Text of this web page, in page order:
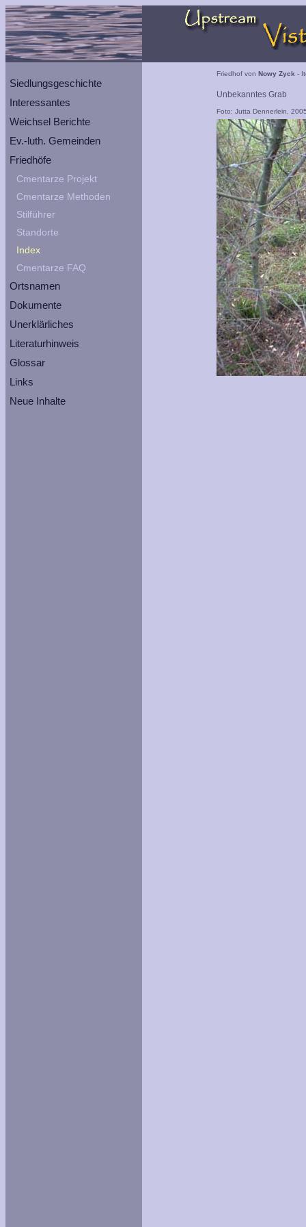
Siedlungsgeschichte
Interessantes
Weichsel Berichte
Ev.-luth. Gemeinden
Friedhöfe
Cmentarze Projekt
Cmentarze Methoden
Stilführer
Standorte
Index
Cmentarze FAQ
Ortsnamen
Dokumente
Unerklärliches
Literaturhinweis
Glossar
Links
Neue Inhalte
Friedhof von Nowy Zyck -
Unbekanntes Grab
Foto: Jutta Dennerlein,